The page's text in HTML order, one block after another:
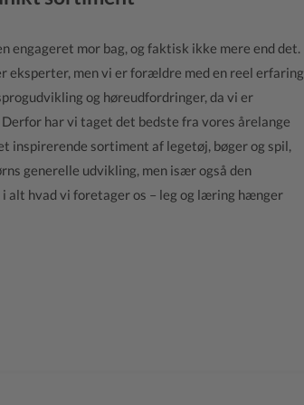
engageret mor bag, og faktisk ikke mere end det.
eksperter, men vi er forældre med en reel erfaring
og høreudfordringer, da vi er
har vi taget det bedste fra vores årelange
inspirerende sortiment af legetøj, bøger og spil,
generelle udvikling, men især også den
alt hvad vi foretager os – leg og læring hænger